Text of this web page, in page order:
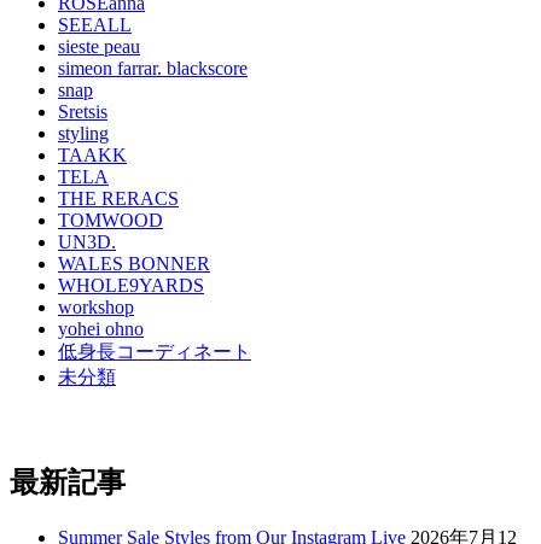
SEEALL
sieste peau
simeon farrar. blackscore
snap
Sretsis
styling
TAAKK
TELA
THE RERACS
TOMWOOD
UN3D.
WALES BONNER
WHOLE9YARDS
workshop
yohei ohno
低身長コーディネート
未分類
最新記事
Summer Sale Styles from Our Instagram Live 2026年7月12